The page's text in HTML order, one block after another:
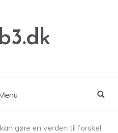
gøre en verden til forskel